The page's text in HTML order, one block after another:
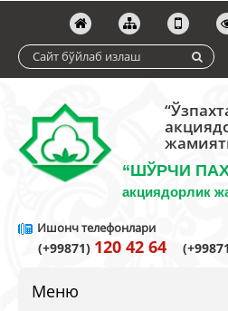
“ШЎРЧИ
акциядорлик
Ишонч телефонлари
(+99871) 120 42 64
Меню